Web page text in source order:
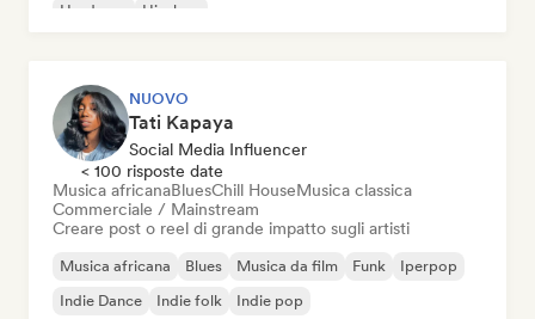
Hardcore
Hip-hop
NUOVO
Tati Kapaya
Social Media Influencer
< 100 risposte date
Musica africanaBluesChill HouseMusica classica
Commerciale / Mainstream
Creare post o reel di grande impatto sugli artisti
Musica africana Blues Musica da film Funk
Iperpop
Indie Dance
Indie folk Indie pop